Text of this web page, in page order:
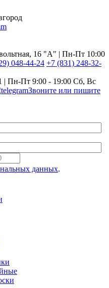
16 "А" | Пн-Пт 10:00
048-44-24 +7 (831) 248-32-
| Пн-Пт 9:00 - 19:00 Сб, Вс
Звоните или пишите
данных.